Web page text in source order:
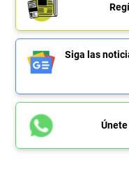
Siga las